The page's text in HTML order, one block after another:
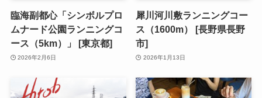
臨海副都心「シンボルプロ
ムナード公園ランニングコ
ース（5km）」 [東京都]
2026年2月6日
犀川河川敷ランニングコー
ス（1600m） [長野県長野
市]
2026年1月13日